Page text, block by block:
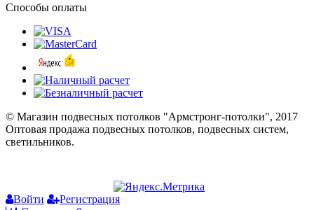
Способы оплаты
© Магазин подвесных потолков "Армстронг-потолки", 2017
Оптовая продажа подвесных потолков, подвесных систем,
светильников.
Войти
Регистрация